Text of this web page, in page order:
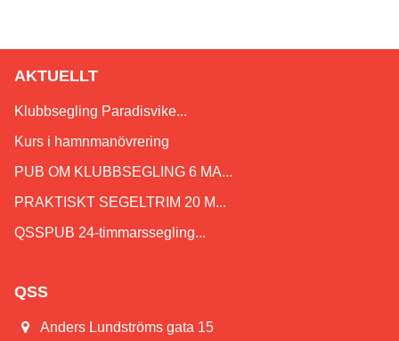
AKTUELLT
Klubbsegling Paradisvike...
Kurs i hamnmanövrering
PUB OM KLUBBSEGLING 6 MA...
PRAKTISKT SEGELTRIM 20 M...
QSSPUB 24-timmarssegling...
QSS
Anders Lundströms gata 15